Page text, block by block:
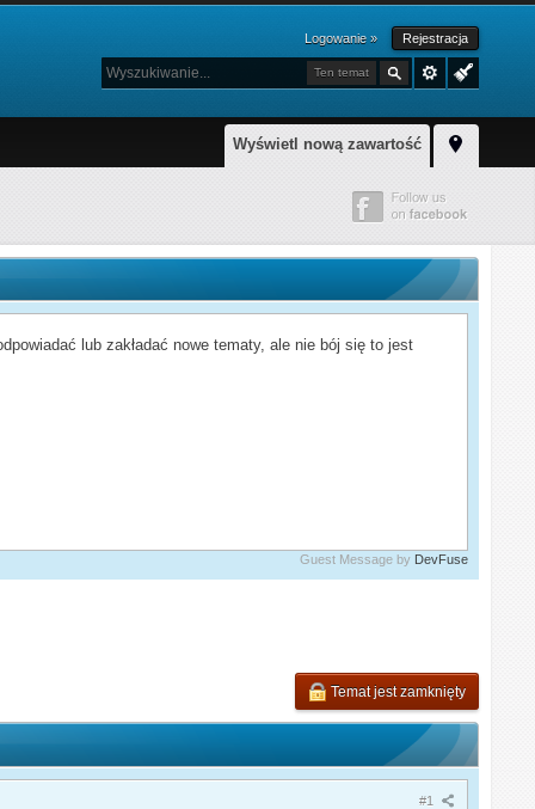
Logowanie » Rejestracja
Ten temat
Wyświetl nową zawartość
lub zakładać nowe tematy, ale nie bój się to jest
Guest Message by DevFuse
Temat jest zamknięty
#1